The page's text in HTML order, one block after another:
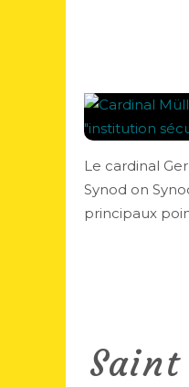
Le cardinal
Synod on
principaux